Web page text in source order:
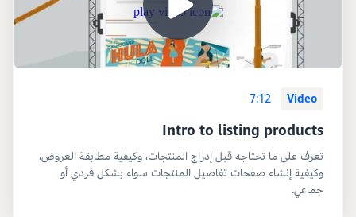
Video
7:12
Intro to listing products
تعرف على ما تحتاجه قبل إدراج المنتجات، وكيفية مطابقة العروض،
وكيفية إنشاء صفحات تفاصيل المنتجات سواء بشكل فردي أو
جماعي.